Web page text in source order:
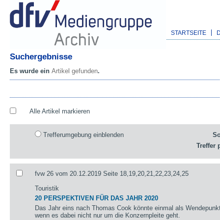
STARTSEITE
Suchergebnisse
Es wurde ein Artikel gefunden.
Alle Artikel markieren
Trefferumgebung einblenden
Treffer
fvw 26 vom 20.12.2019 Seite 18,19,20,21,22,23,24,25
Touristik
20 PERSPEKTIVEN FÜR DAS JAHR 2020
Das Jahr eins nach Thomas Cook könnte einmal als
wenn es dabei nicht nur um die Konzernpleite geht.